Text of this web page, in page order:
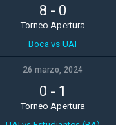
8 - 0
Torneo Apertura
Boca vs UAI
26 marzo, 2024
0 - 1
Torneo Apertura